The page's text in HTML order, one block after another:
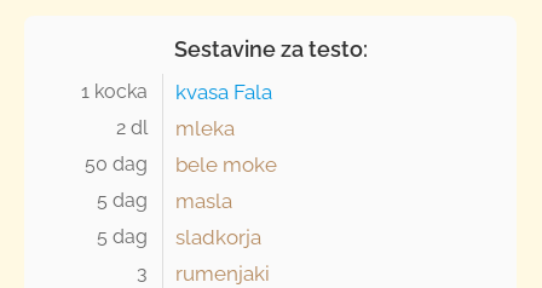
Sestavine za testo:
1 kocka kvasa Fala
2 dl mleka
50 dag bele moke
5 dag masla
5 dag sladkorja
3 rumenjaki